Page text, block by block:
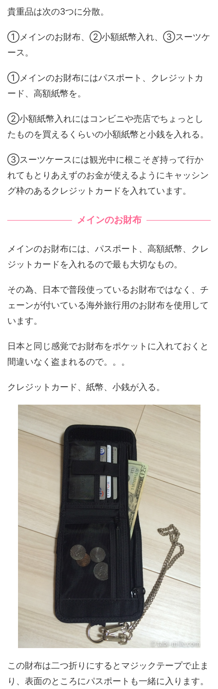
貴重品は次の3つに分散。
①メインのお財布、②小額紙幣入れ、③スーツケ
ース。
①メインのお財布にはパスポート、クレジットカ
ード、高額紙幣を。
②小額紙幣入れにはコンビニや売店でちょっとし
たものを買えるくらいの小額紙幣と小銭を入れる。
③スーツケースには観光中に根こそぎ持って行か
れてもとりあえずのお金が使えるようにキャッシン
グ枠のあるクレジットカードを入れています。
メインのお財布
メインのお財布には、パスポート、高額紙幣、クレ
ジットカードを入れるので最も大切なもの。
その為、日本で普段使っているお財布ではなく、チ
ェーンが付いている海外旅行用のお財布を使用して
います。
日本と同じ感覚でお財布をポケットに入れておくと
間違いなく盗まれるので。。。
クレジットカード、紙幣、小銭が入る。
この財布は二つ折りにするとマジックテープで止ま
り、表面のところにパスポートも一緒に入ります。